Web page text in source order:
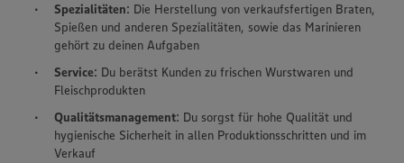
Spezialitäten: Die Herstellung von verkaufsfertigen Braten,
Spießen und anderen Spezialitäten, sowie das Marinieren
gehört zu deinen Aufgaben
Service: Du berätst Kunden zu frischen Wurstwaren und
Fleischprodukten
Qualitätsmanagement: Du sorgst für hohe Qualität und
hygienische Sicherheit in allen Produktionsschritten und im
Verkauf